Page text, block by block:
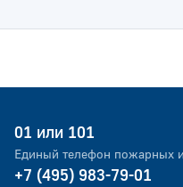
01 или 101
Единый телефон пожарных и
+7 (495) 983-79-01